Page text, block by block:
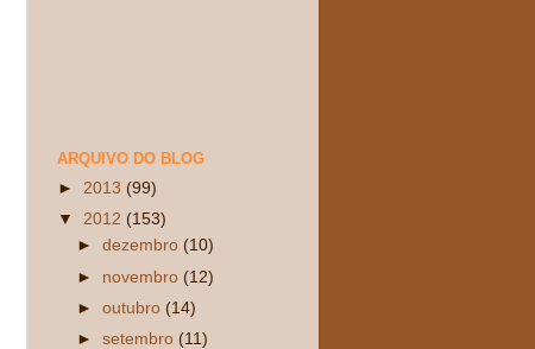
ARQUIVO DO BLOG
► 2013 (99)
▼ 2012 (153)
►dezembro (10)
► novembro (12)
►outubro (14)
►setembro (11)